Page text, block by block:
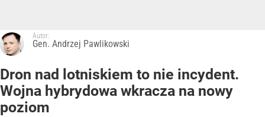
Autor:
Gen. Andrzej Pawlikowski
Dron nad lotniskiem to nie incydent.
Wojna hybrydowa wkracza na nowy
poziom